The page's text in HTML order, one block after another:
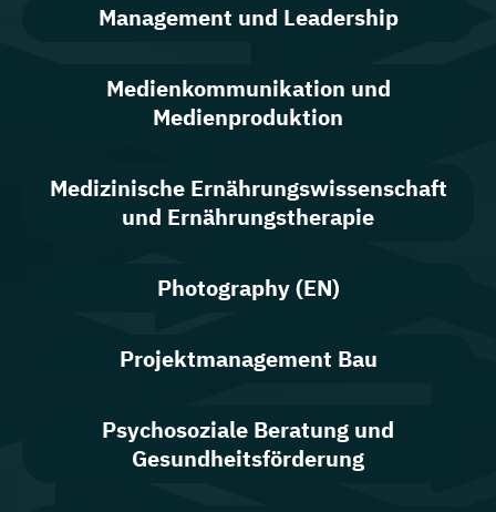
Management und Leadership
Medienkommunikation und
Medienproduktion
Medizinische Ernährungswissenschaft
und Ernährungstherapie
Photography (EN)
Projektmanagement Bau
Psychosoziale Beratung und
Gesundheitsförderung